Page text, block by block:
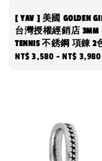
[ YAV ] 美國 GOLDEN
台灣授權經銷店 3MM
TENNIS 不銹鋼 項錬 2
Regular
NT$ 3,580 -NT$ 3,980